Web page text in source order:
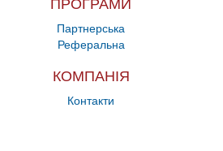
ПРОГРАМИ
Партнерська
Реферальна
КОМПАНІЯ
Контакти